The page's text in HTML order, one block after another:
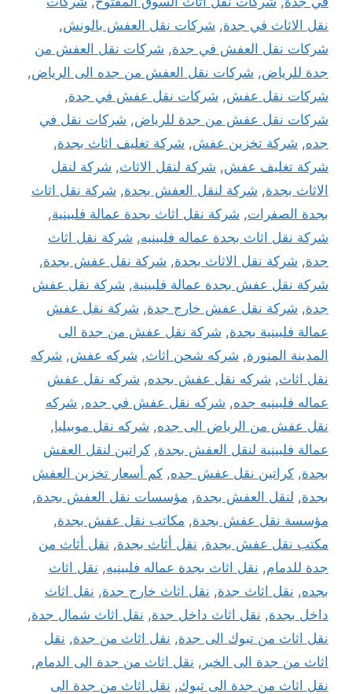
نقل الاثاث في جدة, شركات نقل العفش بالونش,
شركات نقل العفش في جدة, شركات نقل العفش من
جدة للرياض, شركات نقل العفش من جده الى الرياض,
شركات نقل عفش, شركات نقل عفش في جدة,
شركات نقل عفش من جدة للرياض, شركات نقل في
جده, شركة تخزين عفش, شركة تغليف اثاث بجدة,
شركة تغليف عفش, شركة لنقل الاثاث, شركة لنقل
الاثاث بجدة, شركة لنقل العفش بجدة, شركة نقل اثاث
بجدة الصفرات, شركة نقل اثاث بجدة عمالة فلبينية,
شركة نقل اثاث بجدة عماله فلبينيه, شركة نقل اثاث
جدة, شركة نقل الاثاث بجدة, شركة نقل عفش بجدة,
شركة نقل عفش بجدة عمالة فلبينية, شركة نقل عفش
جدة, شركة نقل عفش خارج جدة, شركة نقل عفش
عمالة فلبينية بجدة, شركة نقل عفش من جدة الى
المدينة المنورة, شركه شحن اثاث, شركه عفش, شركه
نقل اثاث, شركه نقل عفش بجده, شركه نقل عفش
عماله فلبينيه جده, شركه نقل عفش في جده, شركه
نقل عفش من الرياض الى جده, شركه نقل موبيليا,
عمالة فلبينية لنقل العفش بجدة, كراتين لنقل العفش
بجدة, كراتين نقل عفش جده, كم أسعار تخزين العفش
بجدة, لنقل العفش بجدة, مؤسسات نقل العفش بجدة,
مؤسسة نقل عفش بجدة, مكاتب نقل عفش بجدة,
مكتب نقل عفش بجدة, نقل أثاث بجدة, نقل أثاث من
جدة للدمام, نقل اثاث بجدة عماله فلبينيه, نقل اثاث
بجده, نقل اثاث جدة, نقل اثاث خارج جدة, نقل اثاث
داخل بجدة, نقل اثاث داخل جدة, نقل اثاث شمال جدة,
نقل اثاث من تبوك الى جدة, نقل اثاث من جدة, نقل
اثاث من جدة الى الخبر , نقل اثاث من جدة الى الدمام,
نقل اثاث من جدة الى تبوك, نقل اثاث من جدة الى